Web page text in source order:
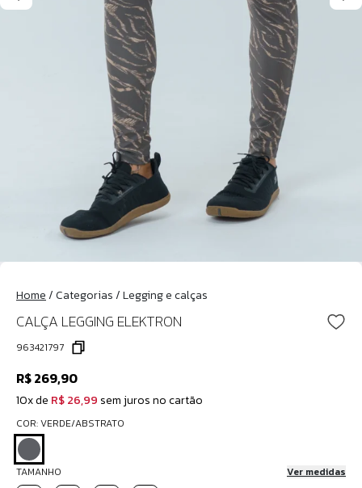
Home/Categorias/Legging e calças
CALÇA LEGGING ELEKTRON
963421797
R$ 269,90
10x de R$ 26,99 sem juros no cartão
COR: VERDE/ABSTRATO
TAMANHO Ver medidas